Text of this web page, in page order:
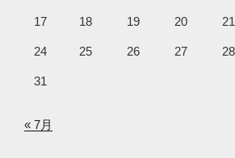
17 18 19 20 21
24 25 26 27 28
31
« 7月